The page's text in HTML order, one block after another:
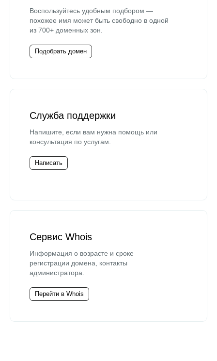
Воспользуйтесь удобным подбором —
похожее имя может быть свободно в одной
из 700+ доменных зон.
Подобрать домен
Служба поддержки
Напишите, если вам нужна помощь или
консультация по услугам.
Написать
Сервис Whois
Информация о возрасте и сроке
регистрации домена, контакты
администратора.
Перейти в Whois